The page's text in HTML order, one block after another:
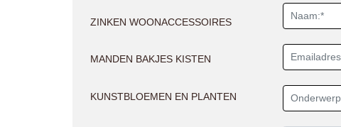
ZINKEN WOONACCESSOIRES
MANDEN BAKJES KISTEN
KUNSTBLOEMEN EN PLANTEN